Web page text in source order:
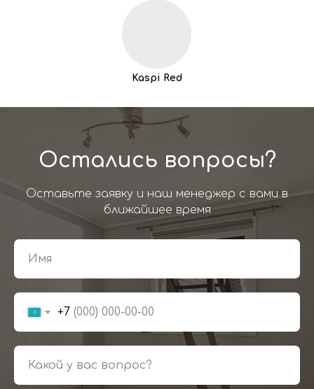
Kaspi Red
Остались вопросы?
Оставьте заявку и наш менеджер с вами в
ближайшее время
+7